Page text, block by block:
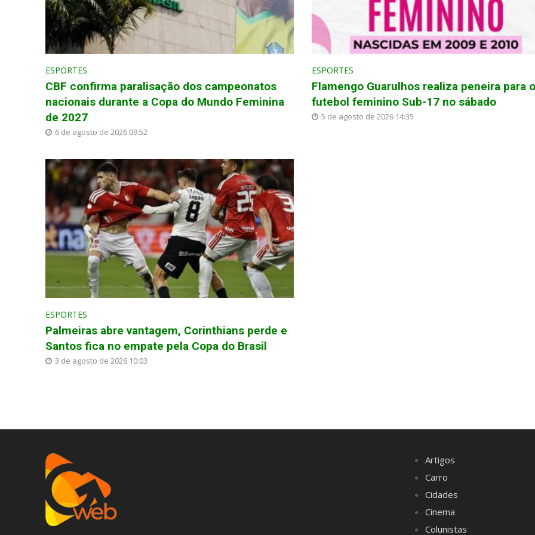
ESPORTES
CBF confirma paralisação dos campeonatos
nacionais durante a Copa do Mundo Feminina
de 2027
6 de agosto de 2026 09:52
ESPORTES
Flamengo Guarulhos realiza peneira para o
futebol feminino Sub-17 no sábado
5 de agosto de 2026 14:35
ESPORTES
Palmeiras abre vantagem, Corinthians perde e
Santos fica no empate pela Copa do Brasil
3 de agosto de 2026 10:03
Artigos
Carro
Cidades
Cinema
Colunistas